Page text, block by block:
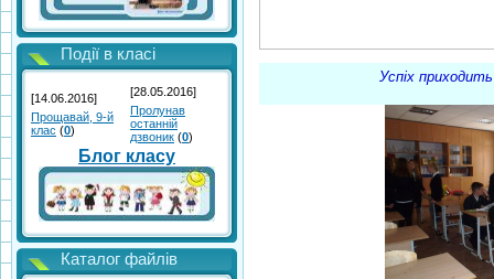
Події в класі
[14.06.2016]
Прощавай, 9-й
клас (0)
[28.05.2016]
Пролунав
останній
дзвоник (0)
Блог класу
Каталог файлів
Успіх приходить до